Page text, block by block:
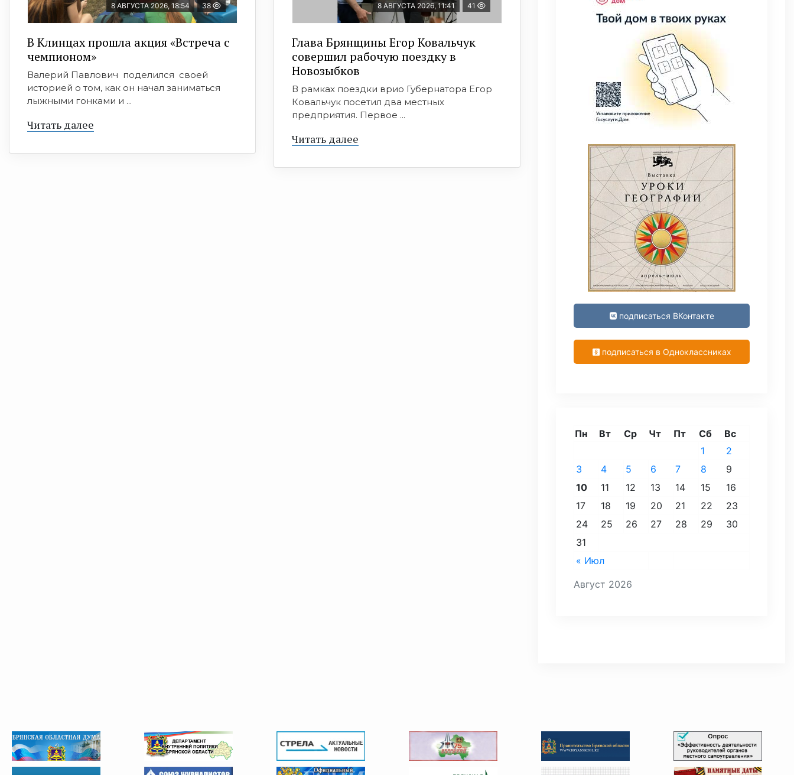
8 АВГУСТА 2026, 18:54 38
В Клинцах прошла акция «Встреча с
чемпионом»
Валерий Павлович поделился своей
историей о том, как он начал заниматься
лыжными гонками и ...
Читать далее
8 АВГУСТА 2026, 11:41 41
Глава Брянщины Егор Ковальчук
совершил рабочую поездку в
Новозыбков
В рамках поездки врио Губернатора Егор
Ковальчук посетил два местных
предприятия. Первое ...
Читать далее
подписаться ВКонтакте
подписаться в Одноклассниках
Август 2026
Пн Вт Ср Чт Пт Сб Вс
« Июл
1
2
3
4 5 6 7 8
9
10
11 12 13 14 15
16
17
18 19 20 21 22
23
24
25 26 27 28 29
30
31